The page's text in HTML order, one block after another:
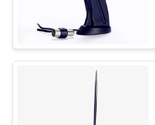
FABRIEKSREIS